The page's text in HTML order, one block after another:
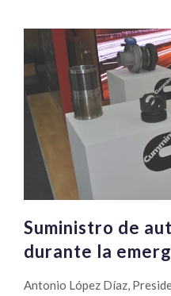
Suministro de
durante la
Antonio López Díaz,